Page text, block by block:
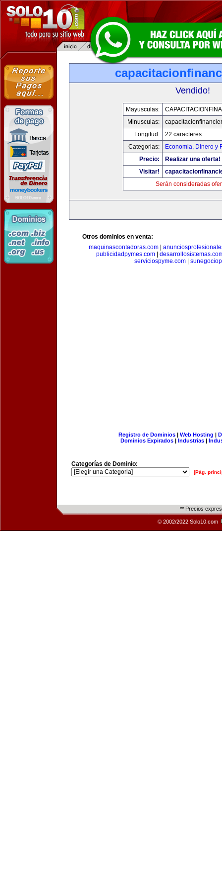
Vendido!
Mayusculas:
Minusculas:
Longitud:
22 caracteres
Categorias:
Economia, Dinero y
Precio:
Realizar una oferta!
Visitar!
Serán consideradas
Otros dominios en venta:
maquinascontadoras.com|
publicidadpymes.com
serviciospyme.com|
Registro de Dominios| Web Hosting |
Dominios Expirados | Industrias |
Categorías de Dominio:
[Pág.
** Precios
© 2002/2022 Solo10.com